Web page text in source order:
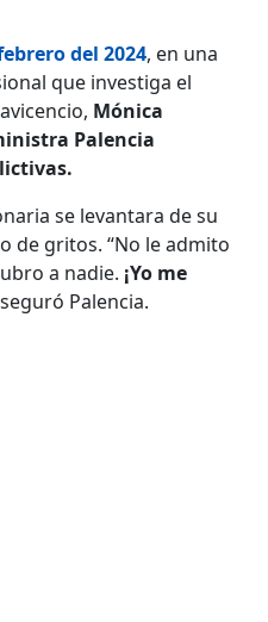
del 2024, en una
que investiga el
Mónica
Palencia
se levantara de su
de gritos. “No le admito
a nadie. ¡Yo me
Palencia.